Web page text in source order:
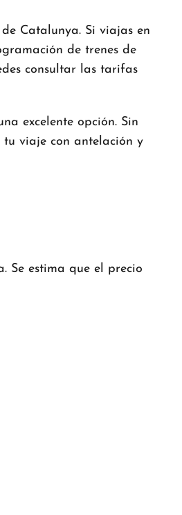
Catalunya. Si viajas en
de trenes de
consultar las tarifas
excelente opción. Sin
tu viaje con antelación y
Se estima que el precio